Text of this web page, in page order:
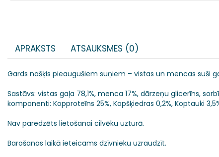
APRAKSTS ATSAUKSMES (0)
Gards našķis pieaugušiem suņiem – vistas un mencas suši
Sastāvs: vistas gaļa 78,1%, menca 17%, dārzeņu glicerīns,
komponenti: Kopproteīns 25%, Kopšķiedras 0,2%, Koptauki
Nav paredzēts lietošanai cilvēku uzturā.
Barošanas laikā ieteicams dzīvnieku uzraudzīt.